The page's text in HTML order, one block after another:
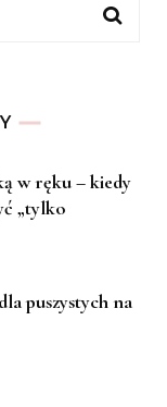
w ręku – kiedy
„tylko
puszystych na